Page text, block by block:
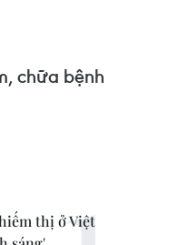
chữa bệnh
thị ở Việt